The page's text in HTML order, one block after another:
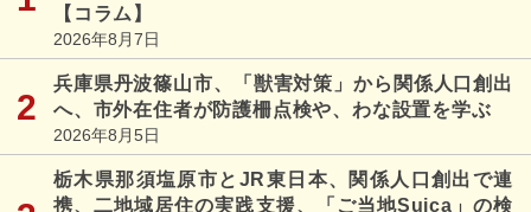
【コラム】
2026年8月7日
兵庫県丹波篠山市、「獣害対策」から関係人口創出
へ、市外在住者が防護柵点検や、わな設置を学ぶ
2026年8月5日
栃木県那須塩原市とJR東日本、関係人口創出で連
携、二地域居住の実践支援、「ご当地Suica」の検